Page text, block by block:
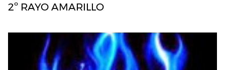
2º RAYO AMARILLO